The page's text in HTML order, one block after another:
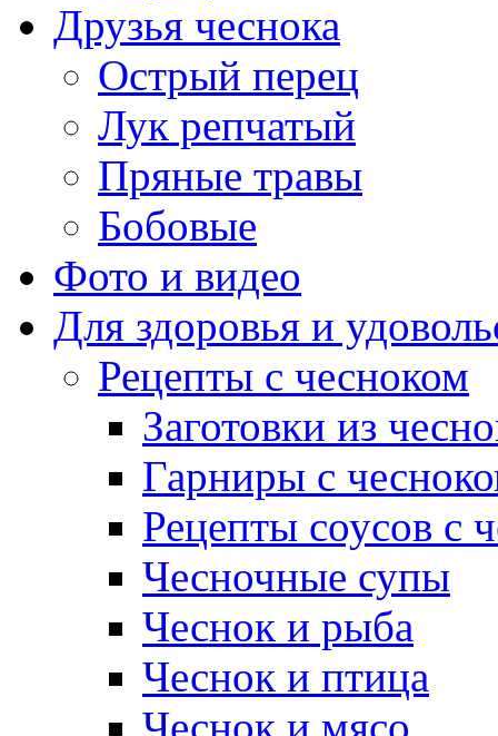
Друзья чеснока
Острый перец
Лук репчатый
Пряные травы
Бобовые
Фото и видео
Для здоровья и
Рецепты с чесноком
Заготовки из
Гарниры с
Рецепты соусов с
Чесночные супы
Чеснок и рыба
Чеснок и птица